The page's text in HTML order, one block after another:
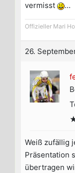
vermisst
…
Offizieller Mari
26.
Weiß zufällig
Präsentation
übertragen